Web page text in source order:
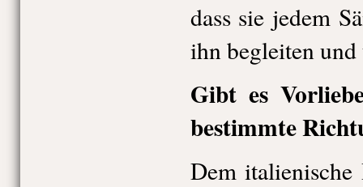
dass sie jedem
ihn begleiten
Gibt es
bestimmte
Dem italienische